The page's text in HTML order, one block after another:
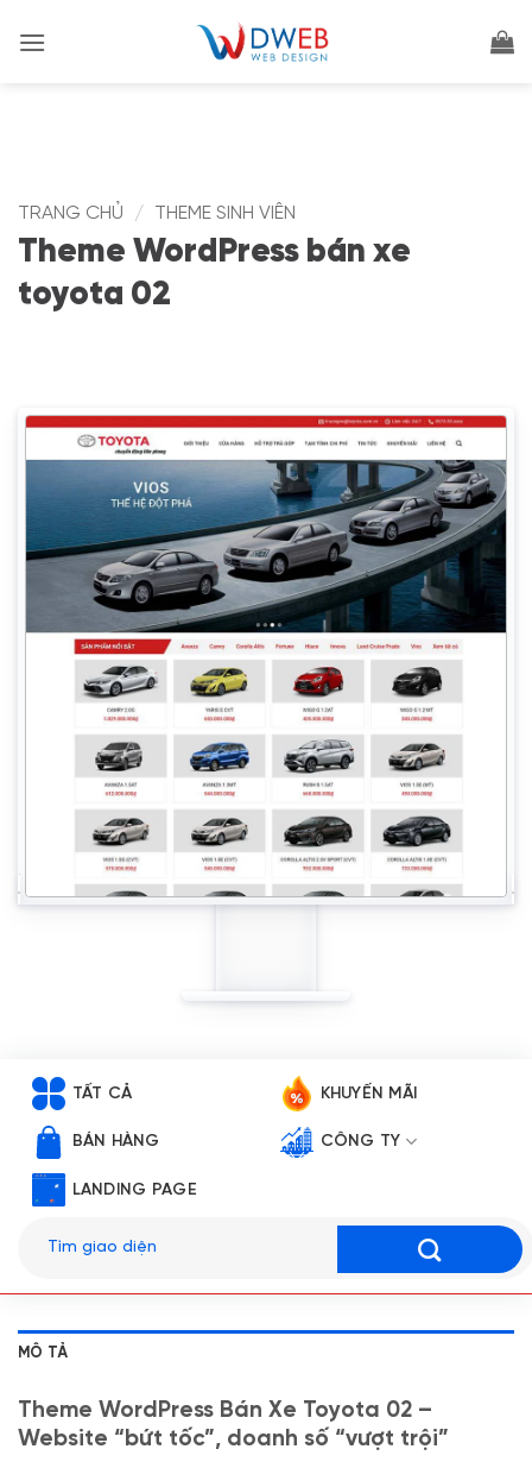
qua
TRANG CHỦ / THEME SINH VIÊN
Theme WordPress bán xe
toyota 02
TẤT CẢ KHUYẾN MÃI
BÁN HÀNG CÔNG TY
LANDING PAGE
kiếm:
MÔ TẢ
Theme WordPress Bán Xe Toyota 02 –
Website “bứt tốc”, doanh số “vượt trội”